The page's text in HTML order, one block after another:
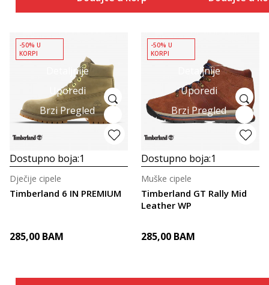
Detaljnije
Uporedi
Brzi Pregled
-50% U
KORPI
Dostupno boja:1
Timberland 6 IN PREMIUM
Dječije cipele
285,00 BAM
Detaljnije
Uporedi
Brzi Pregled
-50% U
KORPI
Dostupno boja:1
Timberland GT Rally Mid
Leather WP
Muške cipele
285,00 BAM